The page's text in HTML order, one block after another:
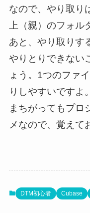
なので、やり取り
上（親）のフォル
あと、やり取りす
やりとりできない
ょう。1つのファ
りしやすいですよ。
まちがってもプロ
メなので、覚えて
DTM初心者 Cubase